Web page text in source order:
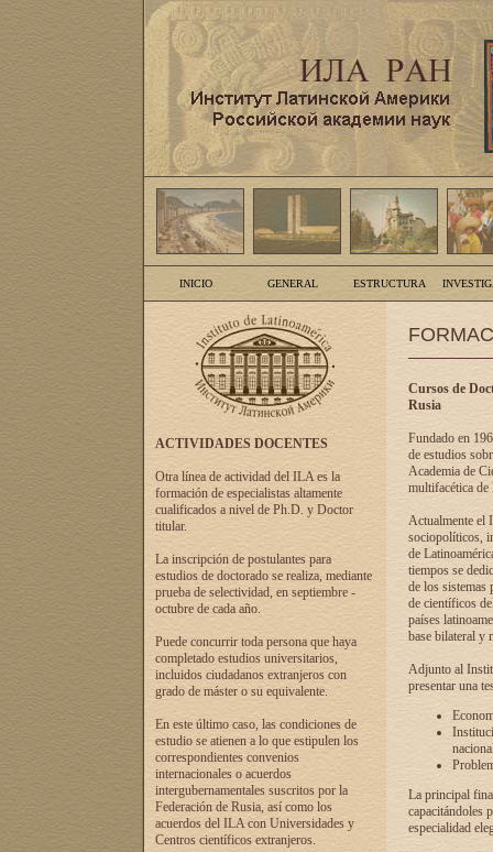
INICIO GENERAL ESTRUCTURA
ACTIVIDADES DOCENTES
Otra línea de actividad del ILA es la
formación de especialistas altamente
cualificados a nivel de Ph.D. y Doctor
titular.
La inscripción de postulantes para
estudios de doctorado se realiza, mediante
prueba de selectividad, en septiembre -
octubre de cada año.
Puede concurrir toda persona que haya
completado estudios universitarios,
incluidos ciudadanos extranjeros con
grado de máster o su equivalente.
En este último caso, las condiciones de
estudio se atienen a lo que estipulen los
correspondientes convenios
internacionales o acuerdos
intergubernamentales suscritos por la
Federación de Rusia, así como los
acuerdos del ILA con Universidades y
Centros científicos extranjeros.
Cursos de
Rusia
Fundado en
de estudios
Academia de
multifacética de
Actualmente el
sociopolíticos,
de
tiempos se
de los sistemas
de científicos
países
base bilateral y
Adjunto al
presentar una
La principal
capacitándoles
especialidad